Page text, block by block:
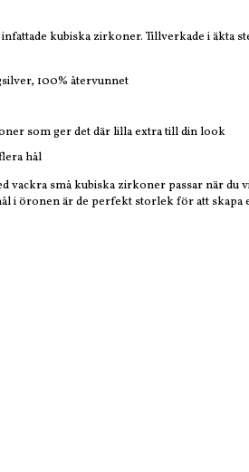
kubiska zirkoner. Tillverkade i äkta
100% återvunnet
som ger det där lilla extra till din look
hål
vackra små kubiska zirkoner passar när du
i öronen är de perfekt storlek för att skapa